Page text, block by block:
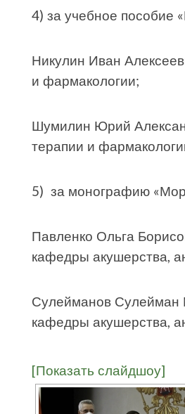
4) за учебное пособие
Никулин Иван
и фармакологии;
Шумилин Юрий
терапии и
5) за монографию
Павленко Ольга
кафедры акушерства,
Сулейманов Сулейман
кафедры акушерства,
[Показать слайдшоу]